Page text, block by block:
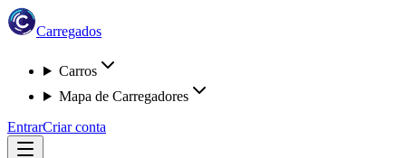
Carregados
Carros
Mapa de Carregadores
EntrarCriar conta